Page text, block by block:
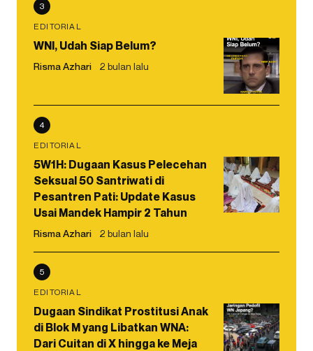
3
EDITORIAL
WNI, Udah Siap Belum?
Risma Azhari 2 bulan lalu
4
EDITORIAL
5W1H: Dugaan Kasus Pelecehan
Seksual 50 Santriwati di
Pesantren Pati: Update Kasus
Usai Mandek Hampir 2 Tahun
Risma Azhari 2 bulan lalu
5
EDITORIAL
Dugaan Sindikat Prostitusi Anak
di Blok M yang Libatkan WNA:
Dari Cuitan di X hingga ke Meja